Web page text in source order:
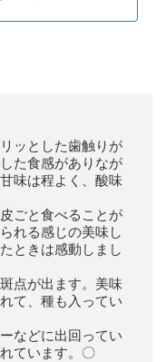
ッとした歯触りが
た食感がありなが
味は程よく、酸味
ごと食べることが
れる感じの美味し
ときは感動しまし
点が出ます。美味
て、種も入ってい
などに出回ってい
ています。〇